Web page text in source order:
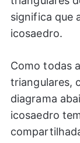
significa que
icosaedro.
Como todas
triangulares,
diagrama
icosaedro